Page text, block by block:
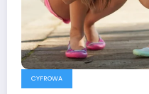
CYFROWA